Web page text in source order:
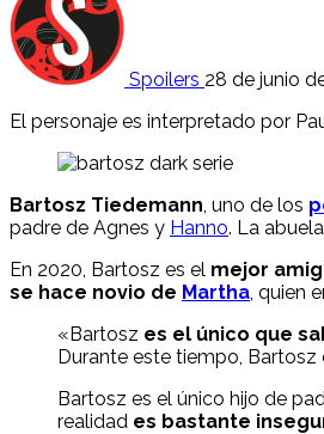
Spoilers 28 de junio
El personaje es interpretado por
Bartosz Tiedemann , uno de los
padre de Agnes y Hanno. La
En 2020, Bartosz es el mejor
se hace novio de Martha , quien
«Bartosz es el único que
Durante este tiempo, Bartosz
Bartosz es el único hijo de
realidad es bastante